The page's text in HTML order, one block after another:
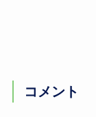
コメント